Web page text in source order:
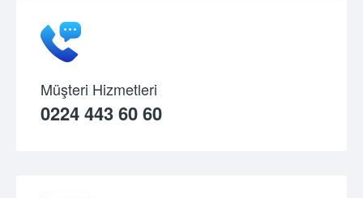
Müşteri Hizmetleri
0224 443 60 60